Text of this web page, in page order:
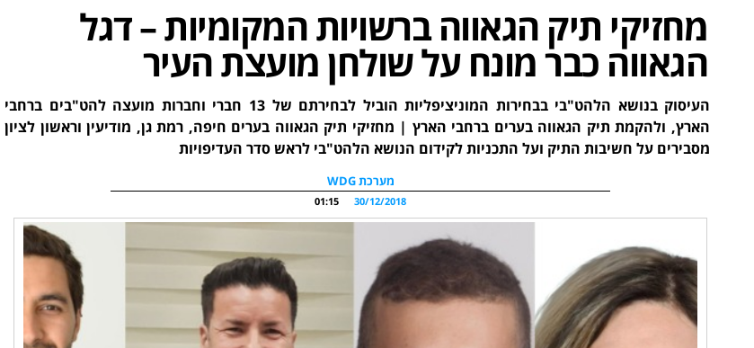
מחזיקי תיק הגאווה ברשויות המקומיות – דגל
הגאווה כבר מונח על שולחן מועצת העיר
העיסוק בנושא הלהט"בי בבחירות המוניציפליות הוביל לבחירתם של 13 חברי וחברות מועצה להט"בים ברחבי
הארץ, ולהקמת תיק הגאווה בערים ברחבי הארץ | מחזיקי תיק הגאווה בערים חיפה, רמת גן, מודיעין וראשון לציון
מסבירים על חשיבות התיק ועל התכניות לקידום הנושא הלהט"בי לראש סדר העדיפויות
מערכת WDG
30/12/2018
01:15